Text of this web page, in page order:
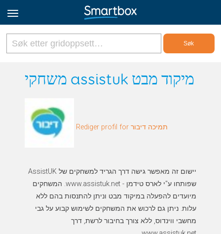
Online Grids
Registrer deg
משחקי assistuk מיקוד מבט
Rediger profil for תמיכה דיבור
יישום זה מאפשר גישה דרך הגריד למשחקים של AssistUK
שפותחו ע"י לארס טידמן - www.assistuk.net. המשחקים
מיועדים להפעלה במיקוד מבט וניתן להתנסות בהם ללא
עלות. ניתן גם לרכוש את המשחקים לשימוש קבוע על גבי
מחשבי ווינדוס, ללא צורך בחיבור לרשת, דרך